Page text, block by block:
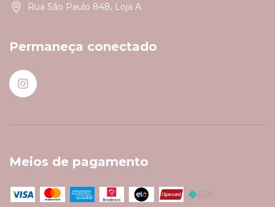
Rua São Paulo 848, Loja A
Permaneça conectado
Meios de pagamento